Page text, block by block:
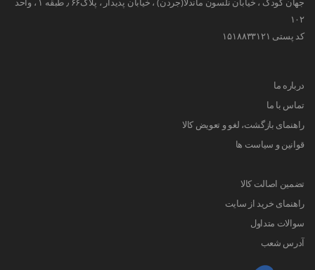
به بلندی قد کت و آستین آن توجه داشته باشید. همچنین
با کیفیت آن رابطه مستقیم دارد. در نتیجه کت های خیلی
ارزان عمر کوتاهی هم دارند.
برندهای پرآوازه
تولیدکننده کت مردانه
برند سولا
معروف‌ترین و محبوب‌ترین برندهای موجود در بازار ایران
به شمار می‌روند. طراحی و تولید لباس های خوش‌دوخت
۱۰۲
کد پستی ۱۵۱۸۸۳۳۱۲۱
درباره ما
تماس با ما
راهنمای بازگشت، لغو و تعویض کالا
قوانین و سیاست ها
تضمین اصالت کالا
راهنمای خرید از سایت
سوالات متداول
آدرس شعب